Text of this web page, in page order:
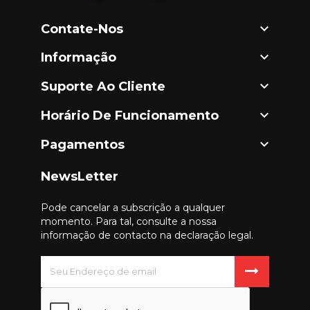
Contate-Nos 
Informação 
Suporte Ao Cliente 
Horário De Funcionamento 
Pagamentos 
NewsLetter
Pode cancelar a subscrição a qualquer
momento. Para tal, consulte a nossa
informação de contacto na declaração legal.